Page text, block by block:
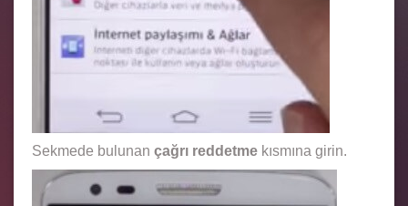
Sekmede bulunan çağrı reddetme kısmına girin.